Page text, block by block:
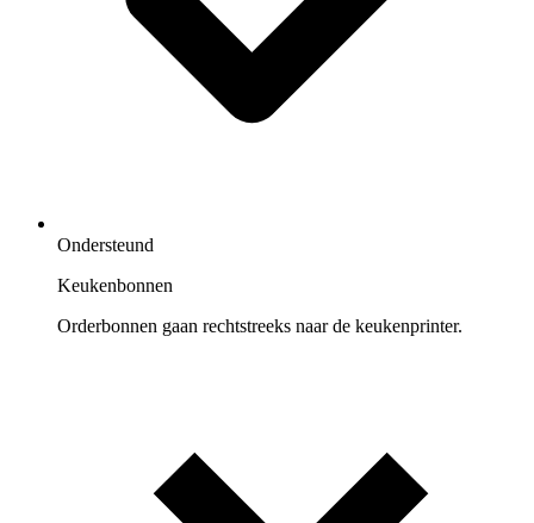
Ondersteund
Keukenbonnen
Orderbonnen gaan rechtstreeks naar de keukenprinter.